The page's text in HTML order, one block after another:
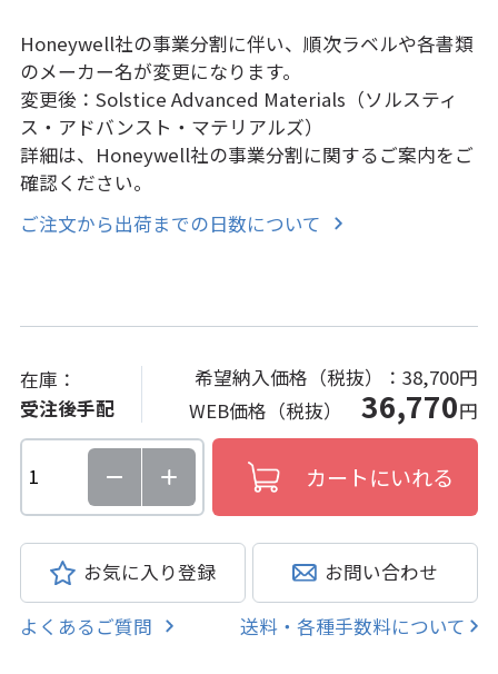
Honeywell社の事業分割に伴い、順次ラベルや各書類
のメーカー名が変更になります。
変更後：Solstice Advanced Materials（ソルスティ
ス・アドバンスト・マテリアルズ）
詳細は、Honeywell社の事業分割に関するご案内をご
確認ください。
ご注文から出荷までの日数について
在庫：
受注後手配
希望納入価格（税抜）：38,700円
WEB価格（税抜）36,770円
お気に入り登録 お問い合わせ
よくあるご質問 送料・各種手数料について